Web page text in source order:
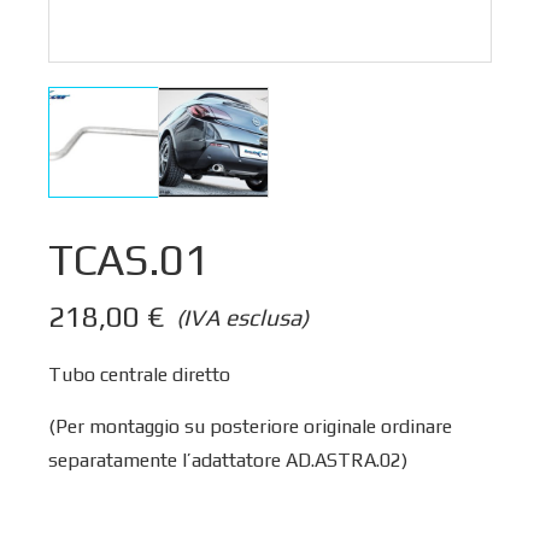
TCAS.01
(IVA esclusa)
218,00 €
Tubo centrale diretto
(Per montaggio su posteriore originale ordinare
separatamente l’adattatore AD.ASTRA.02)